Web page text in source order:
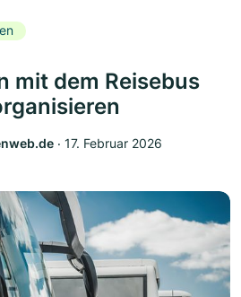
mit dem Reisebus
‧ 17. Februar 2026